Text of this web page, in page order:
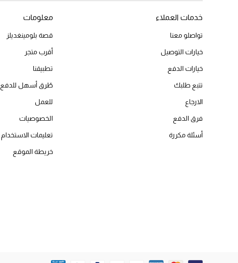
خدمات العملاء
تواصلو معنا
خيارات التوصيل
خيارات الدفع
تتبع طلبك
الارجاع
فرق الدفع
أسئلة مكررة
معلومات
قصة بلومينغديلز
أقرب متجر
تطبيقنا
طُرق أسهل للدفع
للعمل
الخصوصيات
تعليمات الاستخدام
خريطة الموقع